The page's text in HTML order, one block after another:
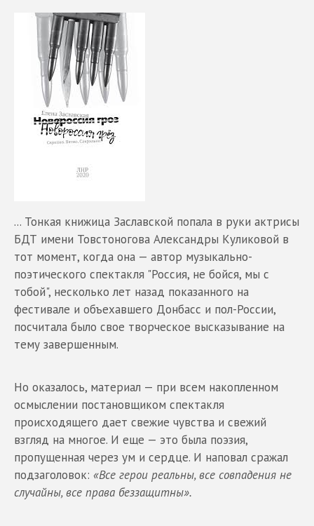
... Тонкая книжица Заславской попала в руки актрисы
БДТ имени Товстоногова Александры Куликовой в
тот момент, когда она — автор музыкально-
поэтического спектакля "Россия, не бойся, мы с
тобой", несколько лет назад показанного на
фестивале и объехавшего Донбасс и пол-России,
посчитала было свое творческое высказывание на
тему завершенным.
Но оказалось, материал — при всем накопленном
осмыслении постановщиком спектакля
происходящего дает свежие чувства и свежий
взгляд на многое. И еще — это была поэзия,
пропущенная через ум и сердце. И наповал сражал
подзаголовок: «Все герои реальны, все совпадения не
случайны, все права беззащитны».